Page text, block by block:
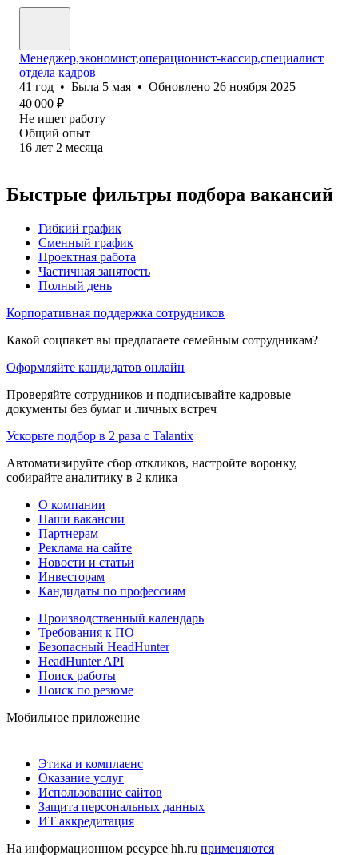
Менеджер,экономист,операционист-кассир,специалист
отдела кадров
41 год • Была 5 мая • Обновлено 26 ноября 2025
40 000 ₽
Не ищет работу
Общий опыт
16 лет 2 месяца
Быстрые фильтры подбора вакансий
Гибкий график
Сменный график
Проектная работа
Частичная занятость
Полный день
Корпоративная поддержка сотрудников
Какой соцпакет вы предлагаете семейным сотрудникам?
Оформляйте кандидатов онлайн
Проверяйте сотрудников и подписывайте кадровые
документы без бумаг и личных встреч
Ускорьте подбор в 2 раза с Talantix
Автоматизируйте сбор откликов, настройте воронку,
собирайте аналитику в 2 клика
О компании
Наши вакансии
Партнерам
Реклама на сайте
Новости и статьи
Инвесторам
Кандидаты по профессиям
Производственный календарь
Требования к ПО
Безопасный HeadHunter
HeadHunter API
Поиск работы
Поиск по резюме
Мобильное приложение
Этика и комплаенс
Оказание услуг
Использование сайтов
Защита персональных данных
ИТ аккредитация
На информационном ресурсе hh.ru применяются